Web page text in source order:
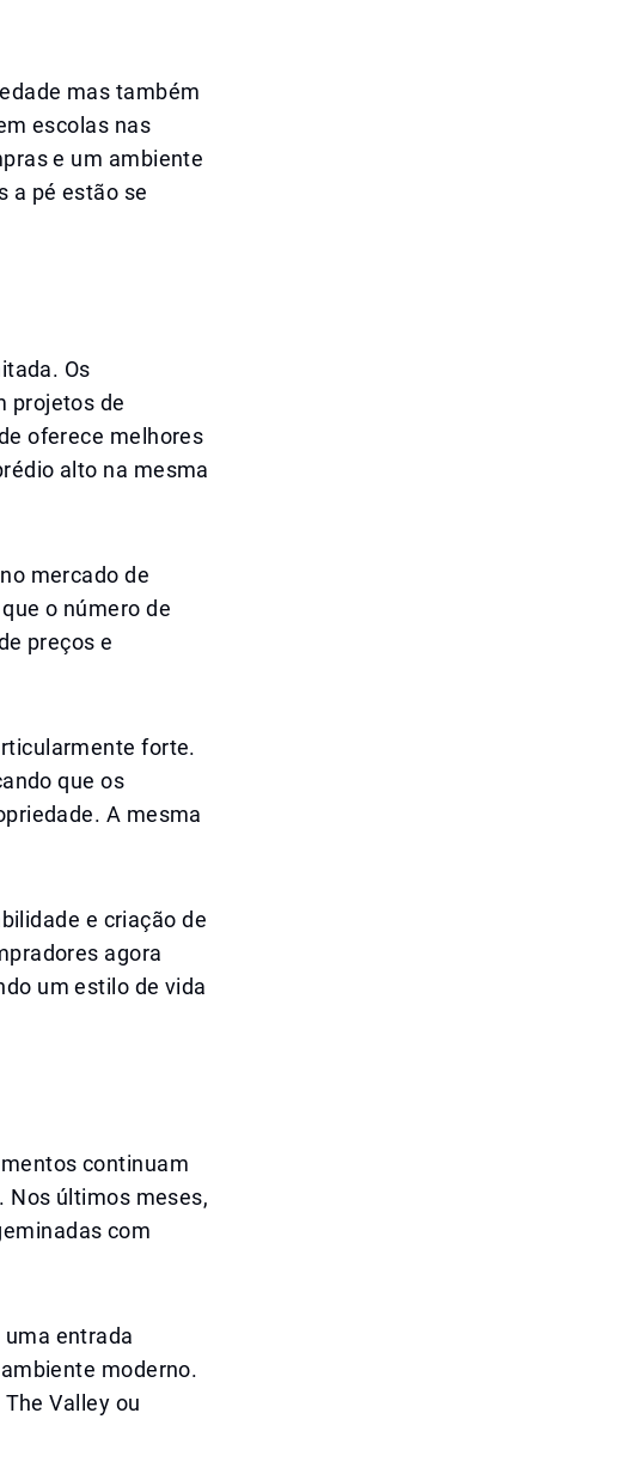
mas também
escolas nas
e um ambiente
a pé estão se
Os
projetos de
oferece melhores
alto na mesma
mercado de
o número de
preços e
forte.
que os
A mesma
e criação de
agora
um estilo de vida
continuam
Nos últimos meses,
com
entrada
moderno.
Valley ou